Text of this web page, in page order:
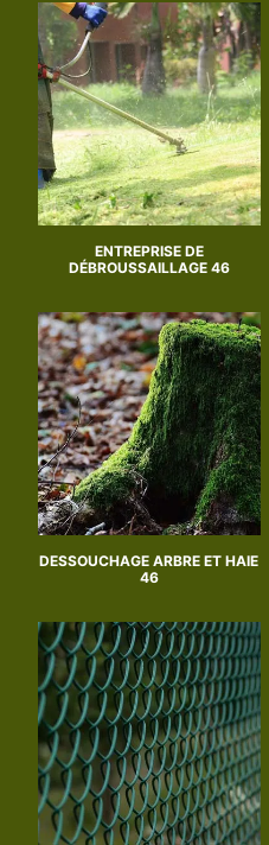
ENTREPRISE DE
DÉBROUSSAILLAGE 46
DESSOUCHAGE ARBRE ET HAIE
46